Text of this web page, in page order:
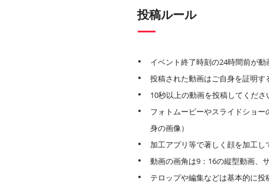
投稿ルール
イベント終了時刻の24時間前が動
投稿された動画はご自身を証明
10秒以上の動画を投稿してくださ
フォトムービーやスライドショ
身の画像）
加工アプリ等で著しく顔を加工
動画の画角は9：16の縦型動画、
テロップや編集などは基本的に投